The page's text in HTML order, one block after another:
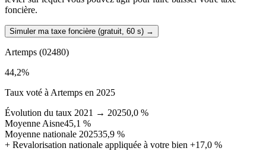
foncière.
Simuler ma taxe foncière (gratuit, 60 s) →
Artemps (02480)
44,2%
Taux voté à Artemps en 2025
Évolution du taux 2021 → 20250,0 %
Moyenne Aisne45,1 %
Moyenne nationale 202535,9 %
+ Revalorisation nationale appliquée à votre bien +17,0 %